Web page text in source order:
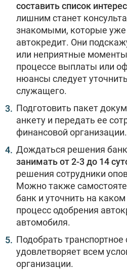
составить список
лишним станет
знакомыми, которые
автокредит. Они
или неприятные
процессе выплаты или
нюансы следует
служащего.
Подготовить пакет
анкету и передать ее
финансовой организации.
Дождаться решения
занимать от 2-3 до 14
решения сотрудники
Можно также
банк и уточнить на
процесс одобрения
автомобиля.
Подобрать транспортное
удовлетворяет всем
организации.